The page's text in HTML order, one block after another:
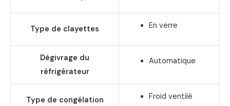
Type de clayettes En verre
Dégivrage du
réfrigérateur
Automatique
Type de congélation Froid ventilé